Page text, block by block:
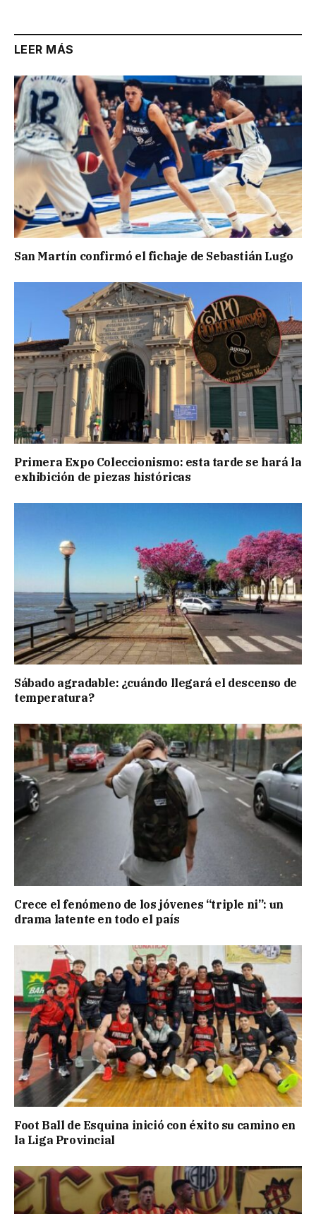
LEER MÁS
San Martín confirmó el fichaje de Sebastián Lugo
Primera Expo Coleccionismo: esta tarde se hará la
exhibición de piezas históricas
Sábado agradable: ¿cuándo llegará el descenso de
temperatura?
Crece el fenómeno de los jóvenes “triple ni”: un
drama latente en todo el país
Foot Ball de Esquina inició con éxito su camino en
la Liga Provincial